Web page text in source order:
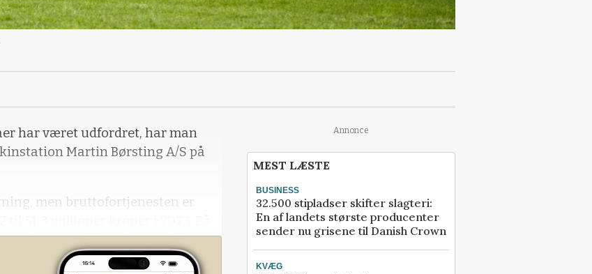
har været udfordret, har man
Martin Børsting A/S på
men bruttofortjenesten er
tilbage fra 7,1 millioner til 7
Annonce
MEST LÆSTE
BUSINESS
32.500 stipladser skifter slagteri:
En af landets største producenter
sender nu grisene til Danish Crown
KVÆG